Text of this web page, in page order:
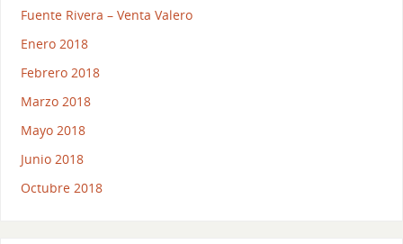
Fuente Rivera – Venta Valero
Enero 2018
Febrero 2018
Marzo 2018
Mayo 2018
Junio 2018
Octubre 2018